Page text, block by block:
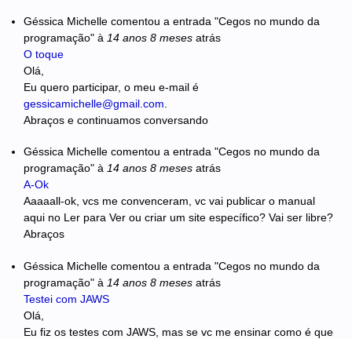
Géssica Michelle comentou a entrada "Cegos no mundo da
programação" à 14 anos 8 meses atrás
O toque
Olá,
Eu quero participar, o meu e-mail é
gessicamichelle@gmail.com
Abraços e continuamos conversando
Géssica Michelle comentou a entrada "Cegos no mundo da
programação" à 14 anos 8 meses atrás
A-Ok
Aaaaall-ok, vcs me convenceram, vc vai publicar o manual
aqui no Ler para Ver ou criar um site específico? Vai ser libre?
Abraços
Géssica Michelle comentou a entrada "Cegos no mundo da
programação" à 14 anos 8 meses atrás
Testei com JAWS
Olá,
Eu fiz os testes com JAWS, mas se vc me ensinar como é que